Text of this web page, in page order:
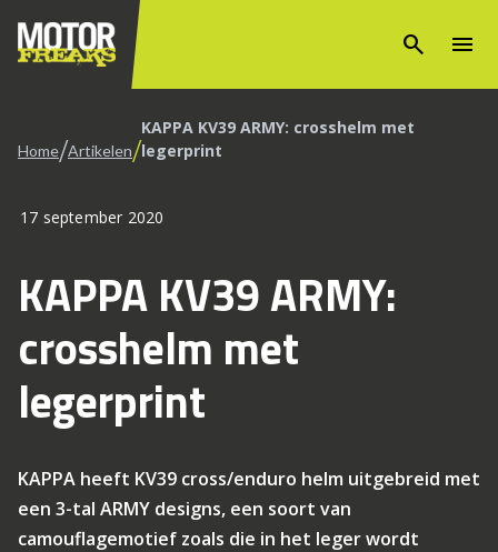
search menu
Home/Artikelen/KAPPA KV39 ARMY: crosshelm met
legerprint
17 september 2020
KAPPA KV39 ARMY:
crosshelm met
legerprint
KAPPA heeft KV39 cross/enduro helm uitgebreid met
een 3-tal ARMY designs, een soort van
camouflagemotief zoals die in het leger wordt